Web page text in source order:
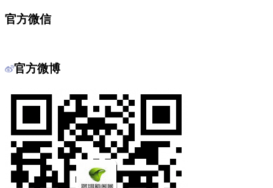
官方微信
官方微博